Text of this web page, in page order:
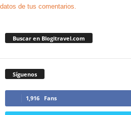
datos de tus comentarios.
Buscar en Blogitravel.com
Síguenos
1,916 Fans